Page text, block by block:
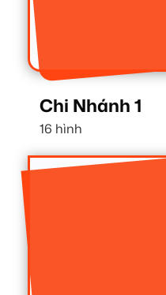
Chi Nhánh 1
16 hình